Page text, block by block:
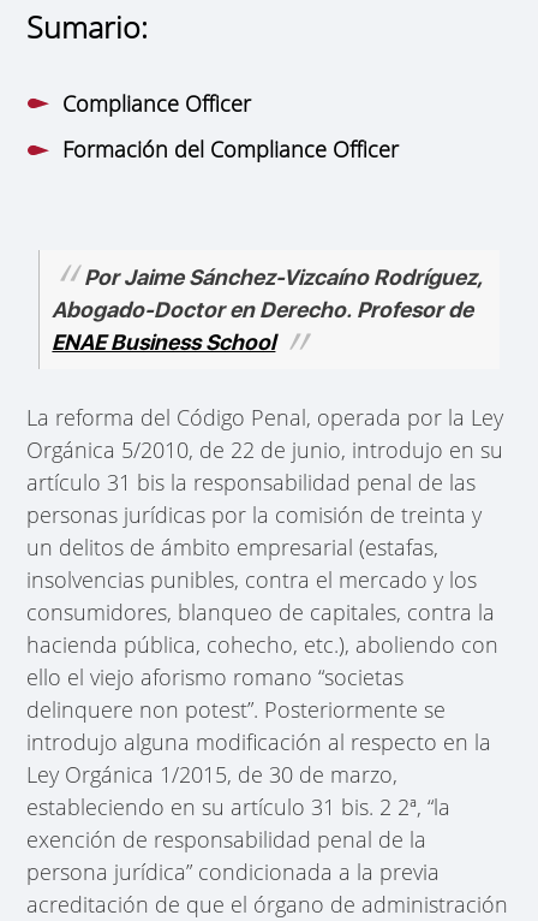
Sumario:
Compliance Officer
Formación del Compliance Officer
Por Jaime Sánchez-Vizcaíno Rodríguez,
Abogado-Doctor en Derecho. Profesor de
ENAE Business School
La reforma del Código Penal, operada por la Ley
Orgánica 5/2010, de 22 de junio, introdujo en su
artículo 31 bis la responsabilidad penal de las
personas jurídicas por la comisión de treinta y
un delitos de ámbito empresarial (estafas,
insolvencias punibles, contra el mercado y los
consumidores, blanqueo de capitales, contra la
hacienda pública, cohecho, etc.), aboliendo con
ello el viejo aforismo romano “societas
delinquere non potest”. Posteriormente se
introdujo alguna modificación al respecto en la
Ley Orgánica 1/2015, de 30 de marzo,
estableciendo en su artículo 31 bis. 2 2ª, “la
exención de responsabilidad penal de la
persona jurídica” condicionada a la previa
acreditación de que el órgano de administración